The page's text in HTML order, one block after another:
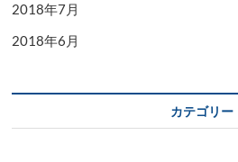
2018年7月
2018年6月
カテゴリー